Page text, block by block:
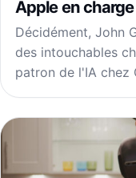
Apple en
Décidément, John
des intouchables
patron de l'IA chez